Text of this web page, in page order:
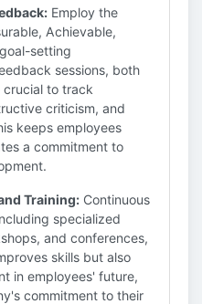
Employ the
Achievable,
setting
sessions, both
crucial to track
criticism, and
keeps employees
a commitment to
Training: Continuous
specialized
and conferences,
skills but also
in employees' future,
commitment to their